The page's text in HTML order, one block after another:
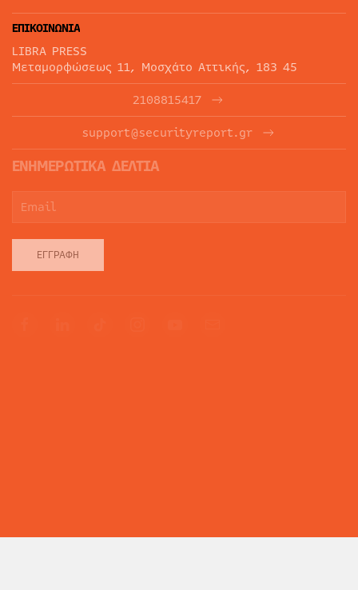
ΕΠΙΚΟΙΝΩΝΙΑ
LIBRA PRESS
Μεταμορφώσεως 11, Μοσχάτο Αττικής, 183 45
2108815417
support@securityreport.gr
ΕΝΗΜΕΡΩΤΙΚΑ ΔΕΛΤΙΑ
ΕΓΓΡΑΦΉ